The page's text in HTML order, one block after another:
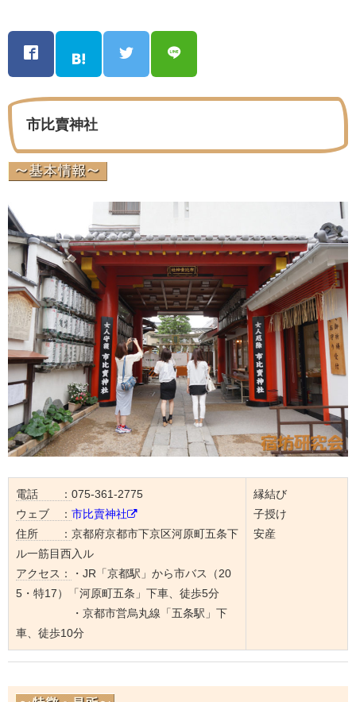
市比賣神社
電話 ： 075-361-2775
ウェブ ： 市比賣神社
住所 ： 京都府京都市下京区河原町五条下
ル一筋目西入ル
アクセス：
・JR「京都駅」から市バス（20
5・特17）「河原町五条」下車、徒歩5分
・京都市営烏丸線「五条駅」下
車、徒歩10分
縁結び
子授け
安産